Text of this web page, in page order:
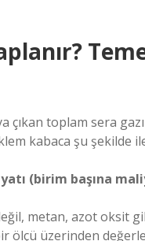
toplam sera
kabaca şu şekilde
(birim başına
metan, azot oksit
ölçü üzerinden